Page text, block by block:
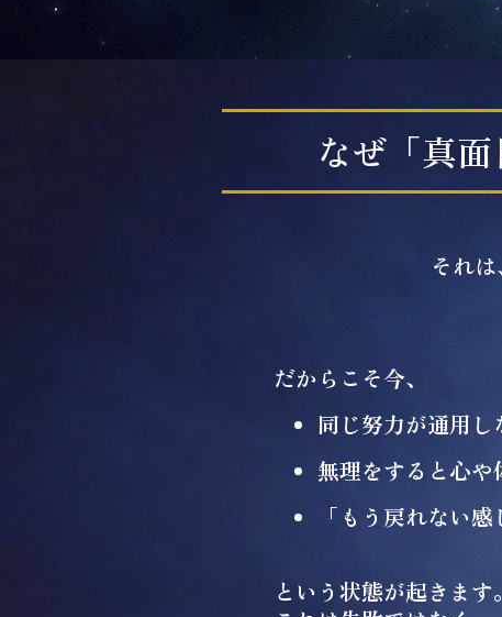
なぜ「真
それ
だからこそ今、
同じ努力が通用し
無理をすると心や
「もう戻れない
という状態が起きます。